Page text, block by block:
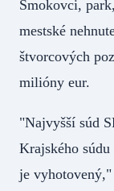
Smokovci,
mestské
štvorcových
milióny eur.
"Najvyšší súd
Krajského
je